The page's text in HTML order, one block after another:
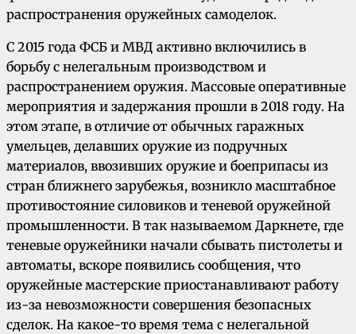
распространения оружейных самоделок.
С 2015 года ФСБ и МВД активно включились в
борьбу с нелегальным производством и
распространением оружия. Массовые оперативные
мероприятия и задержания прошли в 2018 году. На
этом этапе, в отличие от обычных гаражных
умельцев, делавших оружие из подручных
материалов, ввозивших оружие и боеприпасы из
стран ближнего зарубежья, возникло масштабное
противостояние силовиков и теневой оружейной
промышленности. В так называемом Даркнете, где
теневые оружейники начали сбывать пистолеты и
автоматы, вскоре появились сообщения, что
оружейные мастерские приостанавливают работу
из-за невозможности совершения безопасных
сделок. На какое-то время тема с нелегальной